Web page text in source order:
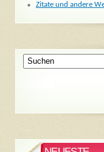
Zitate und andere